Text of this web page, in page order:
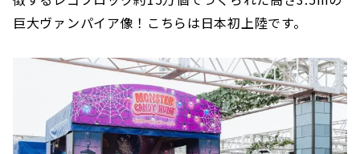
巨大ヴァンパイア像！こちらは日本初上陸です。